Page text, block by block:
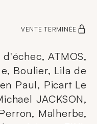
VENTE TERMINÉE
ATMOS,
Boulier, Lila de
Paul, Picart Le
JACKSON,
Malherbe,